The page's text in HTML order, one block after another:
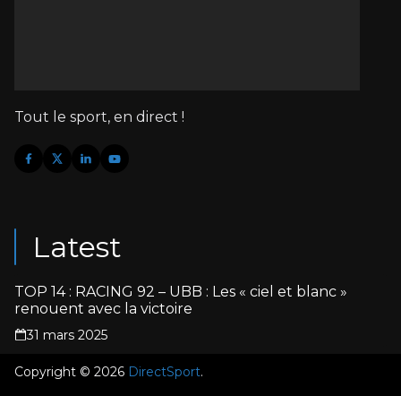
Tout le sport, en direct !
Latest
TOP 14 : RACING 92 – UBB : Les « ciel et blanc »
renouent avec la victoire
31 mars 2025
Copyright © 2026 DirectSport.